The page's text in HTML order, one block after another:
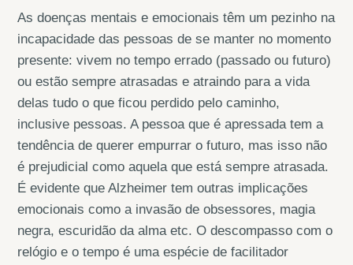
As doenças mentais e emocionais têm um pezinho na
incapacidade das pessoas de se manter no momento
presente: vivem no tempo errado (passado ou futuro)
ou estão sempre atrasadas e atraindo para a vida
delas tudo o que ficou perdido pelo caminho,
inclusive pessoas. A pessoa que é apressada tem a
tendência de querer empurrar o futuro, mas isso não
é prejudicial como aquela que está sempre atrasada.
É evidente que Alzheimer tem outras implicações
emocionais como a invasão de obsessores, magia
negra, escuridão da alma etc. O descompasso com o
relógio e o tempo é uma espécie de facilitador